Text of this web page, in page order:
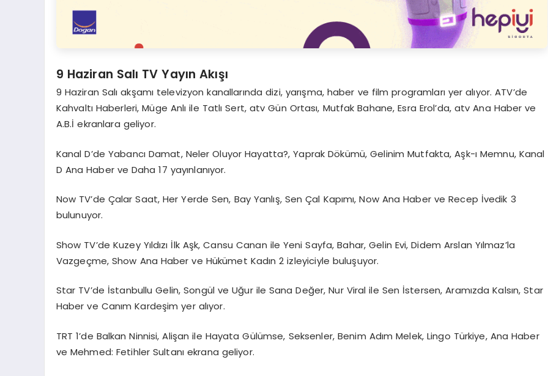
9 Haziran Salı TV Yayın Akışı
9 Haziran Salı akşamı televizyon kanallarında dizi, yarışma, haber ve film programları yer alıyor. ATV’de
Kahvaltı Haberleri, Müge Anlı ile Tatlı Sert, atv Gün Ortası, Mutfak Bahane, Esra Erol’da, atv Ana Haber ve
A.B.İ ekranlara geliyor.
Kanal D’de Yabancı Damat, Neler Oluyor Hayatta?, Yaprak Dökümü, Gelinim Mutfakta, Aşk-ı Memnu, Kanal
D Ana Haber ve Daha 17 yayınlanıyor.
Now TV’de Çalar Saat, Her Yerde Sen, Bay Yanlış, Sen Çal Kapımı, Now Ana Haber ve Recep İvedik 3
bulunuyor.
Show TV’de Kuzey Yıldızı İlk Aşk, Cansu Canan ile Yeni Sayfa, Bahar, Gelin Evi, Didem Arslan Yılmaz’la
Vazgeçme, Show Ana Haber ve Hükümet Kadın 2 izleyiciyle buluşuyor.
Star TV’de İstanbullu Gelin, Songül ve Uğur ile Sana Değer, Nur Viral ile Sen İstersen, Aramızda Kalsın, Star
Haber ve Canım Kardeşim yer alıyor.
TRT 1’de Balkan Ninnisi, Alişan ile Hayata Gülümse, Seksenler, Benim Adım Melek, Lingo Türkiye, Ana Haber
ve Mehmed: Fetihler Sultanı ekrana geliyor.